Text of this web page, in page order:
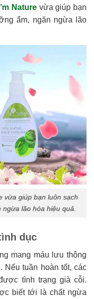
Nature vừa giúp bạn
ẩm, ngăn ngừa lão
vừa giúp bạn luôn sạch
lão hóa hiệu quả.
dục
mang máu lưu thông
Nếu tuần hoàn tốt, các
tình trạng già cỗi.
biết tới là chất ngừa